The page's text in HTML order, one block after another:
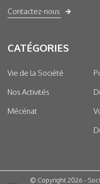
Contactez-nous
CATÉGORIES
Vie de la Société
Nos Activités
Mécénat
© Copyright 2026 -